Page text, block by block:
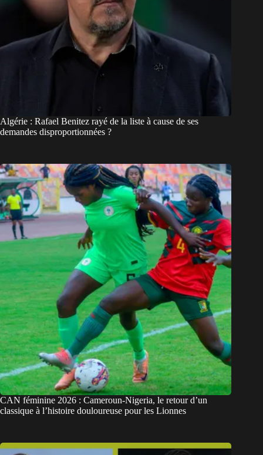
Algérie : Rafael Benitez rayé de la liste à cause de ses
demandes disproportionnées ?
CAN féminine 2026 : Cameroun-Nigeria, le retour d’un
classique à l’histoire douloureuse pour les Lionnes